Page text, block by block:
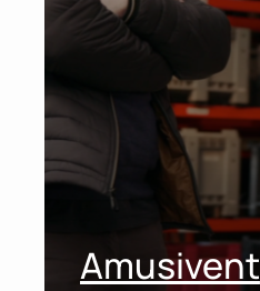
Amusivent